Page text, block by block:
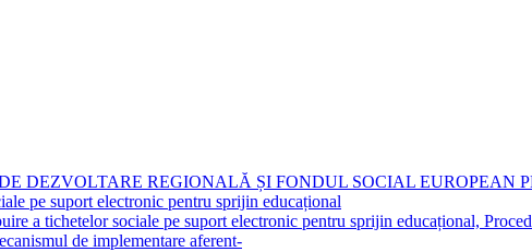
DEZVOLTARE REGIONALĂ ȘI FONDUL SOCIAL EUROPEAN
pe suport electronic pentru sprijin educațional
a tichetelor sociale pe suport electronic pentru sprijin educațional,
de implementare aferent-